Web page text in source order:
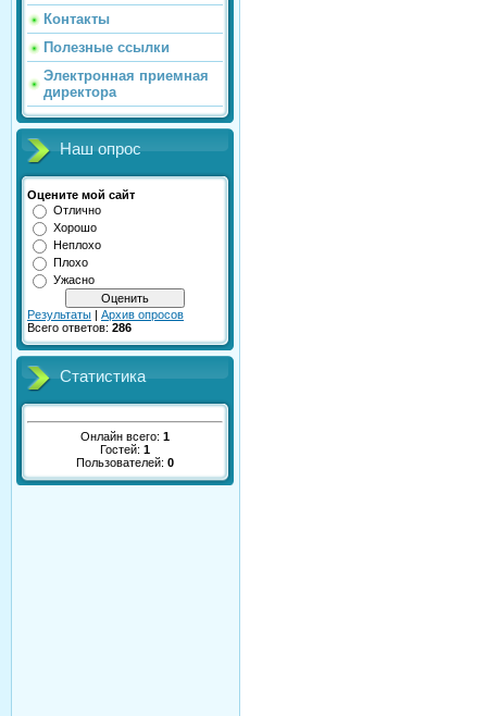
Контакты
Полезные ссылки
Электронная приемная
директора
Наш опрос
Оцените мой сайт
Отлично
Хорошо
Неплохо
Плохо
Ужасно
Результаты | Архив опросов
Всего ответов: 286
Статистика
Онлайн всего: 1
Гостей: 1
Пользователей: 0